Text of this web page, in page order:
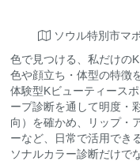
ソウル特別市マ
色で見つける、私だけの
色や顔立ち・体型の特徴
体験型Kビューティース
ープ診断を通して明度・
向）を確かめ、リップ・
ーなど、日常で活用でき
ソナルカラー診断だけで